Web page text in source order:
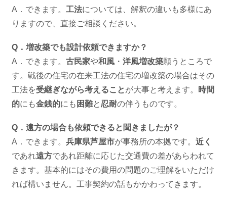
A．できます。 工法については、解釈の違いも多様にあ
りますので、直接ご相談ください。
Q．増改築でも設計依頼できますか？
A．できます。 古民家や和風 ・ 洋風増改築願うところで
す。戦後の住宅の在来工法の住宅の増改築の場合はその
工法を受継ぎながら考えることが大事と考えます。
時間
的にも金銭的にも 困難と忍耐の伴うものです。
Q．遠方の場合も依頼できると聞きましたが？
A．できます。 兵庫県芦屋市が事務所の本拠です。 近く
であれ遠方であれ距離に応じた交通費の差があらわれて
きます。基本的にはその費用の問題のご理解をいただけ
れば構いません。工事契約の話もかかわってきます。